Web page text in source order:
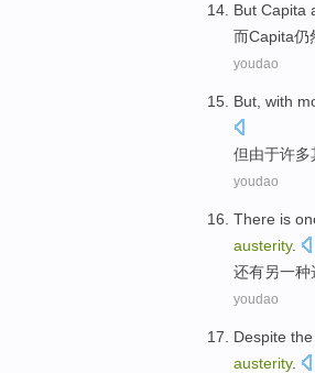
But Capita
而Capita仍
youdao
But with
但由于许多
youdao
There is
austerity.
还有另一种
youdao
Despite
austerity.